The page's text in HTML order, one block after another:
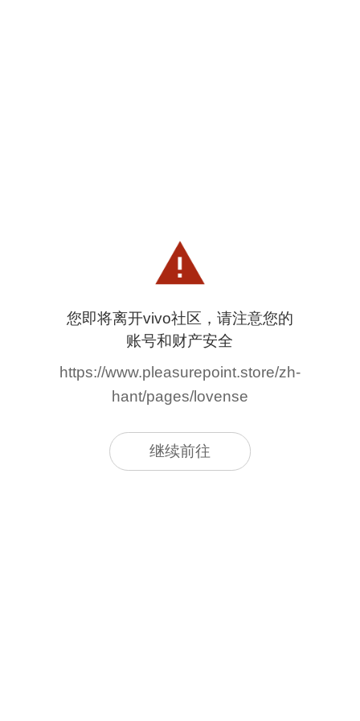
您即将离开vivo社区，请注意您的
账号和财产安全
https://www.pleasurepoint.store/zh-
hant/pages/lovense
继续前往